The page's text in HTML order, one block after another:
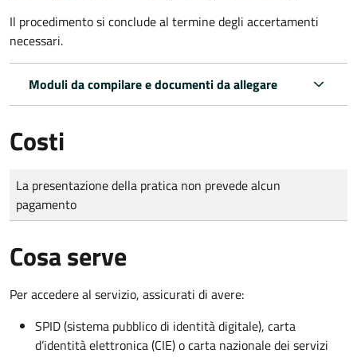
Il procedimento si conclude al termine degli accertamenti
necessari.
Moduli da compilare e documenti da allegare
Costi
Tipo di pagamento
Importo
La presentazione della pratica non prevede alcun
pagamento
Cosa serve
Per accedere al servizio, assicurati di avere:
SPID (sistema pubblico di identità digitale), carta
d’identità elettronica (CIE) o carta nazionale dei servizi